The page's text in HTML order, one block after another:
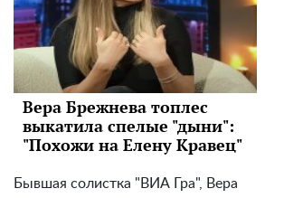
Вера Брежнева топлес
выкатила спелые "дыни":
"Похожи на Елену Кравец"
Бывшая солистка "ВИА Гра", Вера